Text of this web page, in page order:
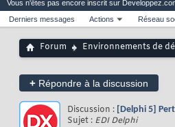
Vous n'êtes pas encore inscrit sur
Derniers messages
Actions Réseau
Forum Environnements de
+ Répondre à la discussion
Discussion : [Delphi 5]
Sujet : EDI Delphi